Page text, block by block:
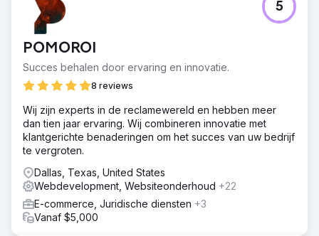
POMOROI
Succes behalen door ervaring en innovatie.
8 reviews
5
Wij zijn experts in de reclamewereld en hebben meer
dan tien jaar ervaring. Wij combineren innovatie met
klantgerichte benaderingen om het succes van uw bedrijf
te vergroten.
Dallas, Texas, United States
Webdevelopment, Websiteonderhoud +22
E-commerce, Juridische diensten +3
Vanaf $5,000